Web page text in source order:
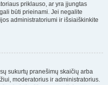
priklauso, ar yra įjungtas
būti prieinami. Jei negalite
administratoriumi ir išsiaiškinkite
sukurtų pranešimų skaičių arba
moderatorius ir administratorius.